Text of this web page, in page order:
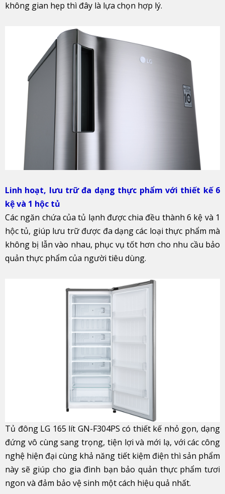
không gian hẹp thì đây là lựa chọn hợp lý.
Linh hoạt, lưu trữ đa dạng thực phẩm với thiết kế 6
kệ và 1 hộc tủ
Các ngăn chứa của tủ lạnh được chia đều thành 6 kệ và 1
hộc tủ, giúp lưu trữ được đa dạng các loại thực phẩm mà
không bị lẫn vào nhau, phục vụ tốt hơn cho nhu cầu bảo
quản thực phẩm của người tiêu dùng.
Tủ đông LG 165 lít GN-F304PS có thiết kế nhỏ gọn, dạng
đứng vô cùng sang trọng, tiện lợi và mới lạ, với các công
nghệ hiện đại cùng khả năng tiết kiệm điện thì sản phẩm
này sẽ giúp cho gia đình bạn bảo quản thực phẩm tươi
ngon và đảm bảo vệ sinh một cách hiệu quả nhất.